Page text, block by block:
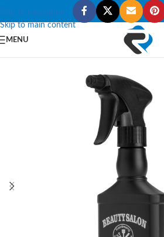
Skip to navigation
Skip to main content
MENU